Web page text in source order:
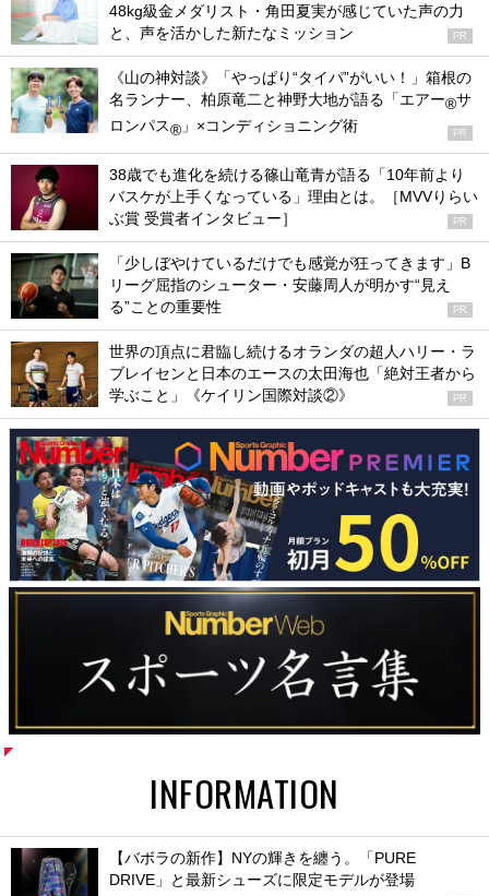
48kg級金メダリスト・角田夏実が感じていた声の力
と、声を活かした新たなミッション
PR
《山の神対談》「やっぱり“タイパ”がいい！」箱根の
名ランナー、柏原竜二と神野大地が語る「エアー®サ
ロンパス® 」×コンディショニング術 PR
38歳でも進化を続ける篠山竜青が語る「10年前より
バスケが上手くなっている」理由とは。［MVVりらい
ぶ賞 受賞者インタビュー］
PR
「少しぼやけているだけでも感覚が狂ってきます」B
リーグ屈指のシューター・安藤周人が明かす“見え
る”ことの重要性
PR
世界の頂点に君臨し続けるオランダの超人ハリー・ラ
ブレイセンと日本のエースの太田海也「絶対王者から
学ぶこと」《ケイリン国際対談②》
PR
INFORMATION
【バボラの新作】NYの輝きを纏う。「PURE
DRIVE」と最新シューズに限定モデルが登場